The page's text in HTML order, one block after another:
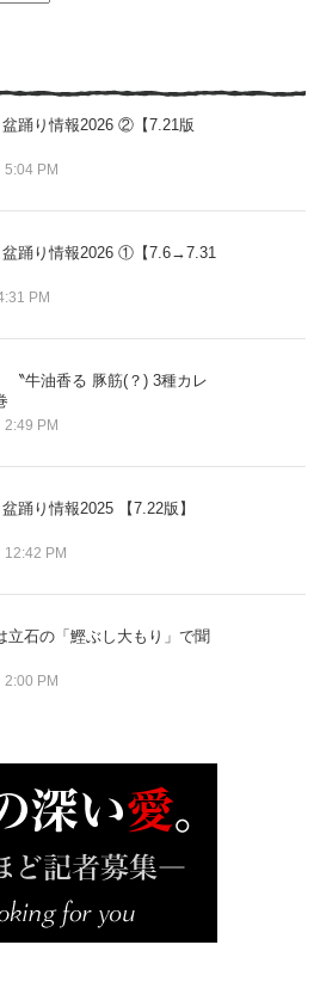
踊り情報2026 ②【7.21版
PM
踊り情報2026 ①【7.6→7.31
PM
〝牛油香る 豚筋(？) 3種カレ
PM
踊り情報2025 【7.22版】
PM
立石の「鰹ぶし大もり」で聞
PM